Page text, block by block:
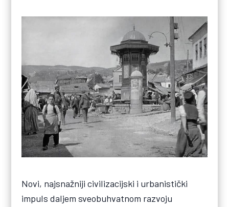
Novi, najsnažniji civilizacijski i urbanistički
impuls daljem sveobuhvatnom razvoju